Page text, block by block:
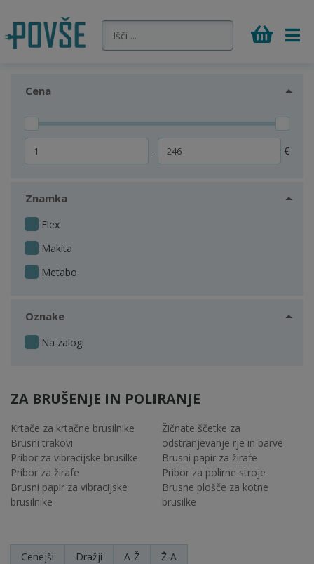
Cena
- €
Znamka
Flex
Makita
Metabo
Oznake
Na zalogi
ZA BRUŠENJE IN POLIRANJE
Krtače za krtačne brusilnike
Brusni trakovi
Pribor za vibracijske brusilke
Pribor za žirafe
Brusni papir za vibracijske
brusilnike
Žičnate ščetke za
odstranjevanje rje in barve
Brusni papir za žirafe
Pribor za polirne stroje
Brusne plošče za kotne
brusilke
Cenejši Dražji A-Ž Ž-A